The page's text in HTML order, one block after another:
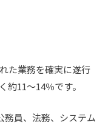
た業務を確実に遂行
約11〜14％です。
務員、法務、システム